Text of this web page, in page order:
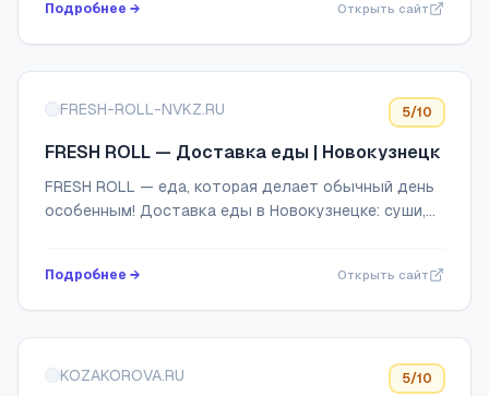
от 1000...
Подробнее → Открыть сайт
FRESH-ROLL-NVKZ.RU 5/10
FRESH ROLL — Доставка еды | Новокузнецк
FRESH ROLL — еда, которая делает обычный день
особенным! Доставка еды в Новокузнецке: суши,
Подробнее → Открыть сайт
KOZAKOROVA.RU 5/10